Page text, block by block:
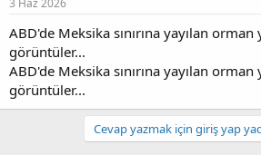
b
a
ş
l
a
t
a
ı
ç
t
a
r
i
h
ABD'de Meksika sınırına yayılan orman
görüntüler...
ABD'de Meksika sınırına yayılan orman
görüntüler...
Cevap yazmak için giriş yap